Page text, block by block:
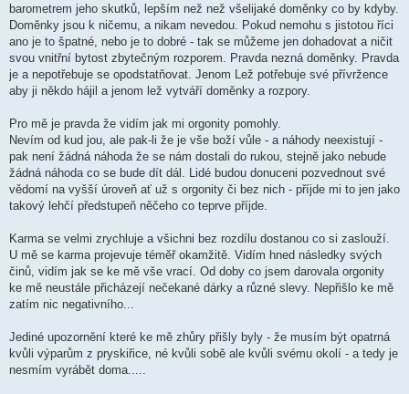
barometrem jeho skutků, lepším než než všelijaké doměnky co by kdyby.
Doměnky jsou k ničemu, a nikam nevedou. Pokud nemohu s jistotou říci
ano je to špatné, nebo je to dobré - tak se můžeme jen dohadovat a ničit
svou vnitřní bytost zbytečným rozporem. Pravda nezná doměnky. Pravda
je a nepotřebuje se opodstatňovat. Jenom Lež potřebuje své přívržence
aby ji někdo hájil a jenom lež vytváří doměnky a rozpory.
Pro mě je pravda že vidím jak mi orgonity pomohly.
Nevím od kud jou, ale pak-li že je vše boží vůle - a náhody neexistují -
pak není žádná náhoda že se nám dostali do rukou, stejně jako nebude
žádná náhoda co se bude dít dál. Lidé budou donuceni pozvednout své
vědomí na vyšší úroveň ať už s orgonity či bez nich - příjde mi to jen jako
takový lehčí předstupeň něčeho co teprve příjde.
Karma se velmi zrychluje a všichni bez rozdílu dostanou co si zaslouží.
U mě se karma projevuje téměř okamžitě. Vidím hned následky svých
činů, vidím jak se ke mě vše vrací. Od doby co jsem darovala orgonity
ke mě neustále přicházejí nečekané dárky a různé slevy. Nepřišlo ke mě
zatím nic negativního...
Jediné upozornění které ke mě zhůry přišly byly - že musím být opatrná
kvůli výparům z pryskiřice, né kvůli sobě ale kvůli svému okolí - a tedy je
nesmím vyrábět doma.....